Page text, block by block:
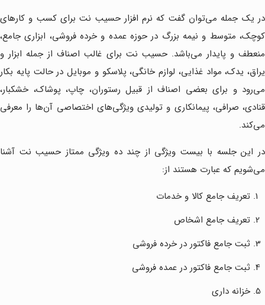
در یک جمله می‌توان گفت که نرم افزار حسیب نت برای کسب و کارهای
کوچک، متوسط و نیمه بزرگ در حوزه عمده و خرده فروشی، ابزاری جامع،
منعطف و پایدار می‌باشد. حسیب نت برای غالب اصناف از جمله ابزار و
یراق، یدک، مواد غذایی، لوازم خانگی، پلاسکو و موبایل در حالت پایه بکار
می‌رود و برای بعضی اصناف از قبیل رستوران، چاپ، پوشاک، خشکبار،
قنادی، صرافی، پیمانکاری و تولیدی ویژگی‌های اختصاصی آن‌ها را معرفی
می‌کند.
در این جلسه با بیست ویژگی از چند ده ویژگی ممتاز حسیب نت آشنا
می‌شویم که عبارت هستند از:
تعریف جامع کالا و خدمات
تعریف جامع اشخاص
ثبت جامع فاکتور در خرده فروشی
ثبت جامع فاکتور در عمده فروشی
خزانه داری